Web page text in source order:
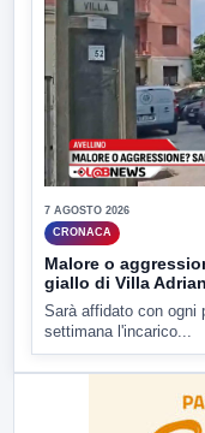
7 AGOSTO 2026
CRONACA
Malore o
giallo di Villa
Sarà affidato con ogni
settimana l'incarico...